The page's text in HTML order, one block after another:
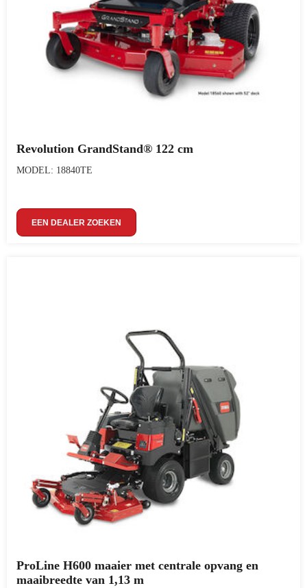
Revolution GrandStand® 122 cm
MODEL: 18840TE
EEN DEALER ZOEKEN
ProLine H600 maaier met centrale opvang en
maaibreedte van 1,13 m